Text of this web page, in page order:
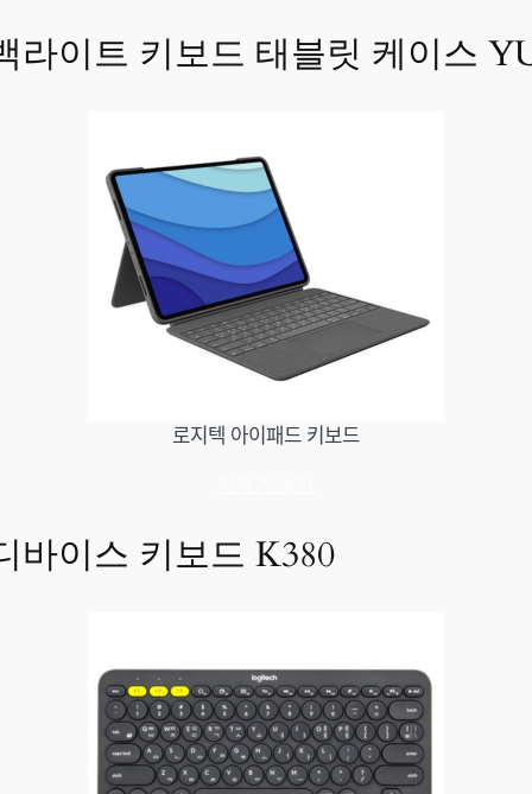
라이트 키보드 태블릿 케이스
로지텍 아이패드 키보드
바이스 키보드 K380